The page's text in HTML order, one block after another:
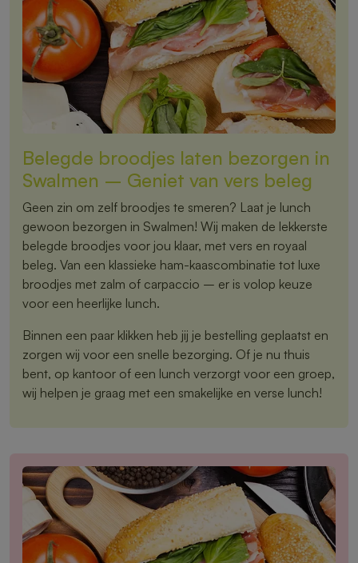
Belegde broodjes laten bezorgen in
Swalmen – Geniet van vers beleg
Geen zin om zelf broodjes te smeren? Laat je lunch
gewoon bezorgen in Swalmen! Wij maken de lekkerste
belegde broodjes voor jou klaar, met vers en royaal
beleg. Van een klassieke ham-kaascombinatie tot luxe
broodjes met zalm of carpaccio – er is volop keuze
voor een heerlijke lunch.
Binnen een paar klikken heb jij je bestelling geplaatst en
zorgen wij voor een snelle bezorging. Of je nu thuis
bent, op kantoor of een lunch verzorgt voor een groep,
wij helpen je graag met een smakelijke en verse lunch!